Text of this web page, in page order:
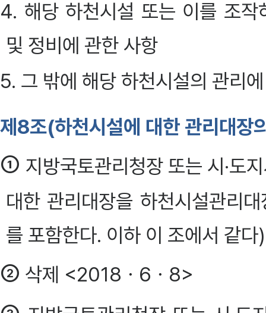
4. 해당 하천시설 또는 이를 조작
및 정비에 관한 사항
5. 그 밖에 해당 하천시설의 관리
제8조(하천시설에 대한 관리대장
① 지방국토관리청장 또는 시·도
대한 관리대장을 하천시설관리
를 포함한다. 이하 이 조에서 같
② 삭제 <2018ㆍ6ㆍ8>